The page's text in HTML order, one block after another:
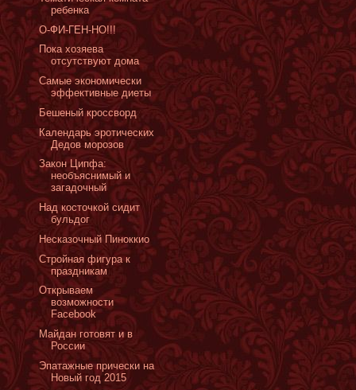
ребенка
О-ФИ-ГЕН-НО!!!
Пока хозяева
отсутствуют дома
Самые экономически
эффективные диеты
Бешеный кроссворд
Календарь эротических
Дедов морозов
Закон Ципфа:
необъяснимый и
загадочный
Над косточкой сидит
бульдог
Несказочный Пиноккио
Стройная фигура к
праздникам
Открываем
возможности
Facebook
Майдан готовят и в
России
Эпатажные прически на
Новый год 2015